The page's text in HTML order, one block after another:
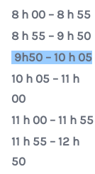
8 h 00 – 8 h 55
8 h 55 – 9 h 50
9h50 – 10 h 05
10 h 05 – 11 h
00
11 h 00 – 11 h 55
11 h 55 – 12 h
50